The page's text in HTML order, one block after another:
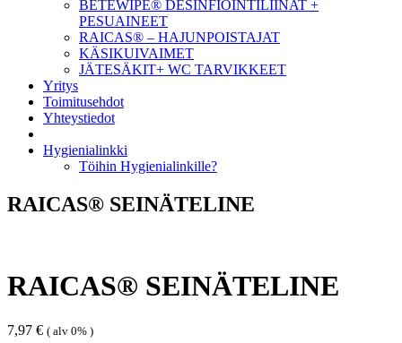
BETEWIPE® DESINFIOINTILIINAT +
PESUAINEET
RAICAS® – HAJUNPOISTAJAT
KÄSIKUIVAIMET
JÄTESÄKIT+ WC TARVIKKEET
Yritys
Toimitusehdot
Yhteystiedot
Hygienialinkki
Töihin Hygienialinkille?
RAICAS® SEINÄTELINE
RAICAS® SEINÄTELINE
7,97 € ( alv 0% )